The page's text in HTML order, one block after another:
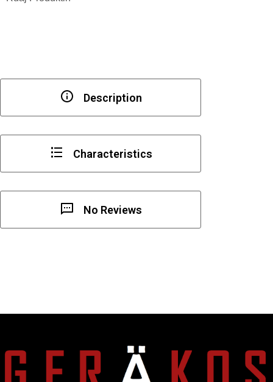
Description
Characteristics
No Reviews